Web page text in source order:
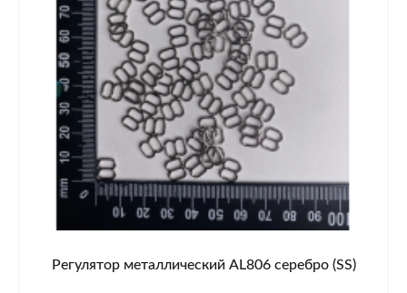
Регулятор металлический AL806 серебро (SS)